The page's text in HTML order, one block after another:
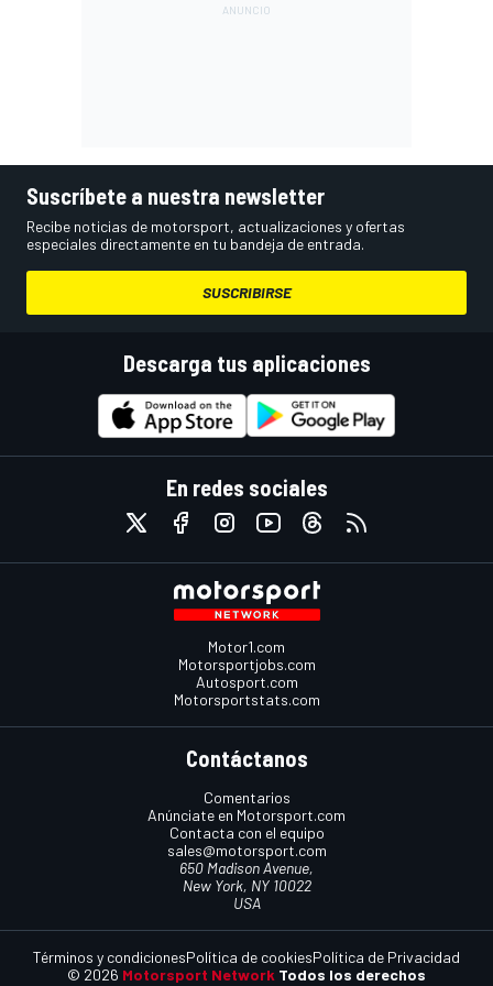
Suscríbete a nuestra newsletter
Recibe noticias de motorsport, actualizaciones y ofertas
especiales directamente en tu bandeja de entrada.
SUSCRIBIRSE
Descarga tus aplicaciones
En redes sociales
Motor1.com
Motorsportjobs.com
Autosport.com
Motorsportstats.com
Contáctanos
Comentarios
Anúnciate en Motorsport.com
Contacta con el equipo
sales@motorsport.com
650 Madison Avenue,
New York, NY 10022
USA
© 2026 Motorsport Network Todos los derechos
Términos y condicionesPolítica de cookiesPolítica de Privacidad